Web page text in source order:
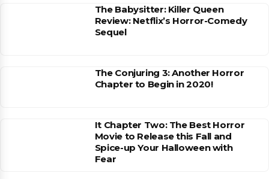
The Babysitter: Killer Queen
Review: Netflix’s Horror-Comedy
Sequel
The Conjuring 3: Another Horror
Chapter to Begin in 2020!
It Chapter Two: The Best Horror
Movie to Release this Fall and
Spice-up Your Halloween with
Fear